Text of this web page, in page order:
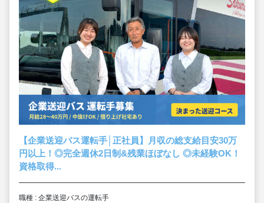
【企業送迎バス運転手│正社員】月収の総支給目安30万
円以上！◎完全週休2日制&残業ほぼなし ◎未経験OK！
資格取得...
職種 : 企業送迎バスの運転手